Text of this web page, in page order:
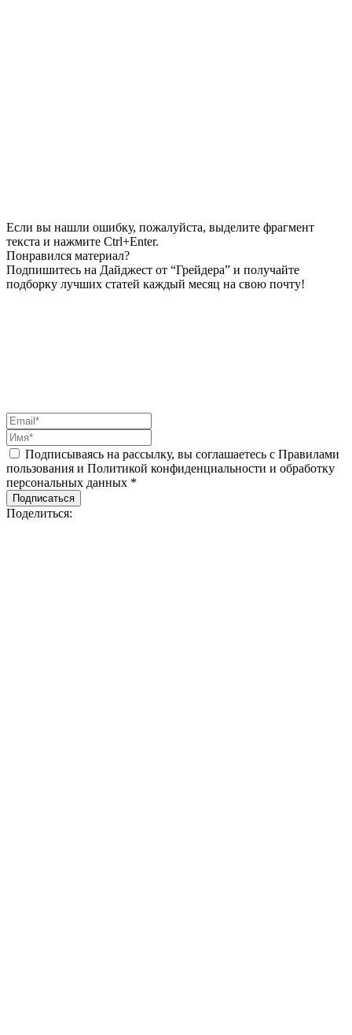
Если вы нашли ошибку, пожалуйста, выделите фрагмент
текста и нажмите Ctrl+Enter.
Понравился материал?
Подпишитесь на Дайджест от “Грейдера” и получайте
подборку лучших статей каждый месяц на свою почту!
Подписываясь на рассылку, вы соглашаетесь с Правилами
пользования и Политикой конфиденциальности и обработку
персональных данных *
Подписаться
Поделиться: